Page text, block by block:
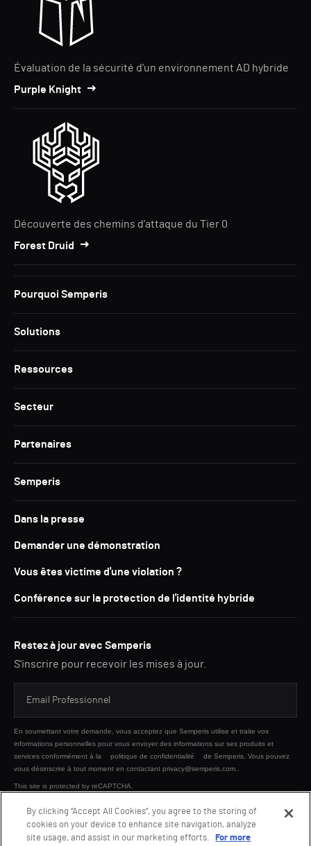
Évaluation de la sécurité d'un environnement AD hybride
Purple Knight
Découverte des chemins d'attaque du Tier 0
Forest Druid
Pourquoi Semperis
Solutions
Ressources
Secteur
Partenaires
Semperis
Dans la presse
Demander une démonstration
Vous êtes victime d'une violation ?
Conférence sur la protection de l'identité hybride
Restez à jour avec Semperis
S'inscrire pour recevoir les mises à jour.
En soumettant votre demande, vous acceptez que Semperis utilise et traite vos
informations personnelles pour vous envoyer des informations sur ses produits et
services conformément à la
politique de confidentialité
de Semperis. Vous pouvez
vous désinscrire à tout moment en contactant privacy@semperis.com..
This site is protected by reCAPTCHA.
ENVOYER
By clicking “Accept All Cookies”, you agree to the storing of
cookies on your device to enhance site navigation, analyze
site usage, and assist in our marketing efforts.
For more